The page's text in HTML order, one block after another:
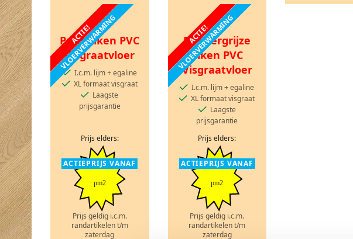
ACTIE!
VLOERVERWARMING
Puur Eiken PVC
Visgraatvloer
I.c.m. lijm + egaline
XL formaat visgraat
Laagste
prijsgarantie
Prijs elders:
ACTIEPRIJS VANAF
pm2
Prijs geldig i.c.m.
randartikelen t/m
zaterdag
ACTIE!
VLOERVERWARMING
Donkergrijze
Eiken PVC
Visgraatvloer
I.c.m. lijm + egaline
XL formaat visgraat
Laagste
prijsgarantie
Prijs elders:
ACTIEPRIJS VANAF
pm2
Prijs geldig i.c.m.
randartikelen t/m
zaterdag